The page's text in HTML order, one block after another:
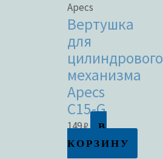
Apecs
Вертушка
для
цилиндрового
механизма
Apecs
C15-G
149₽
В
КОРЗИНУ